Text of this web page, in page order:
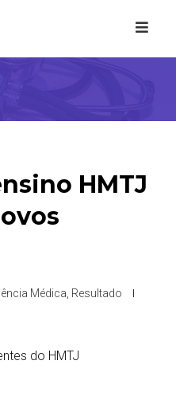
HMTJ
Médica Resultado